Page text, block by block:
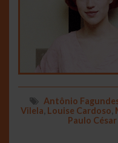
Antônio
Vilela, Louise Cardoso,
Paulo